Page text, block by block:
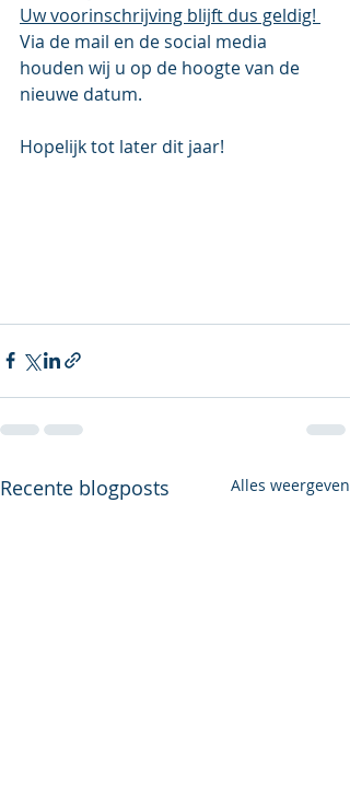
Uw voorinschrijving blijft dus geldig!
Via de mail en de social media
houden wij u op de hoogte van de
nieuwe datum.
Hopelijk tot later dit jaar!
Recente blogposts Alles weergeven